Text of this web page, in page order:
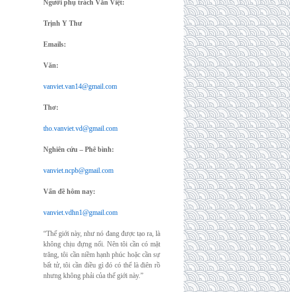
Người phụ trách Văn Việt:
Trịnh Y Thư
Emails:
Văn:
vanviet.van14@gmail.com
Thơ:
tho.vanviet.vd@gmail.com
Nghiên cứu – Phê bình:
vanviet.ncpb@gmail.com
Vấn đề hôm nay:
vanviet.vdhn1@gmail.com
“Thế giới này, như nó đang được tạo ra, là
không chịu đựng nổi. Nên tôi cần có mặt
trăng, tôi cần niềm hạnh phúc hoặc cần sự
bất tử, tôi cần điều gì đó có thể là điên rồ
nhưng không phải của thế giới này.”